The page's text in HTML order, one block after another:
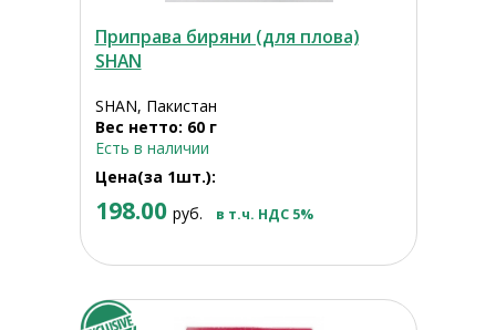
Приправа биряни (для плова)
SHAN
SHAN, Пакистан
Вес нетто: 60 г
Есть в наличии
Цена(за 1шт.):
198.00 руб. в т.ч. НДС 5%